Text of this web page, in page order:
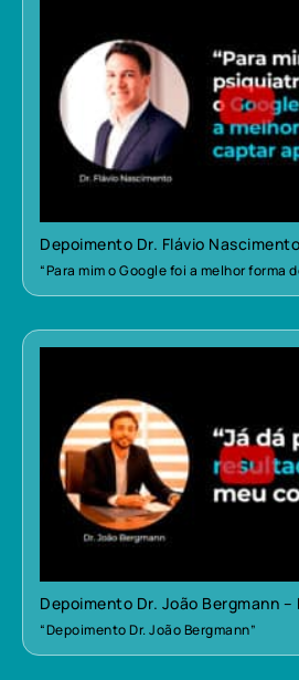
Depoimento Dr. Flávio
“Para mim o Google foi a melhor forma
Depoimento Dr. João Bergmann
“Depoimento Dr. João Bergmann”